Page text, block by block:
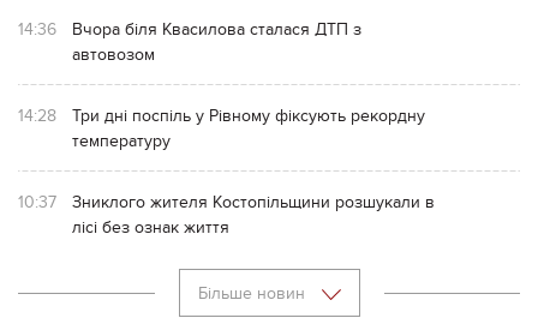
14:36
Вчора біля Квасилова сталася ДТП з
автовозом
14:28
Три дні поспіль у Рівному фіксують рекордну
температуру
10:37
Зниклого жителя Костопільщини розшукали в
лісі без ознак життя
Більше новин